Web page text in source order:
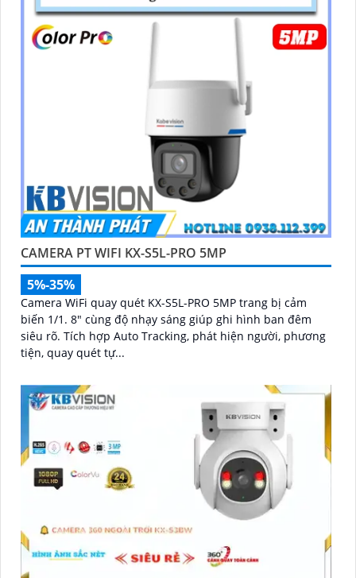
CAMERA PT WIFI KX-S5L-PRO 5MP
5%-35%
Camera WiFi quay quét KX-S5L-PRO 5MP trang bị cảm
biến 1/1. 8" cùng độ nhạy sáng giúp ghi hình ban đêm
siêu rõ. Tích hợp Auto Tracking, phát hiện người, phương
tiện, quay quét tự...